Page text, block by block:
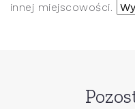
innej miejscowości.